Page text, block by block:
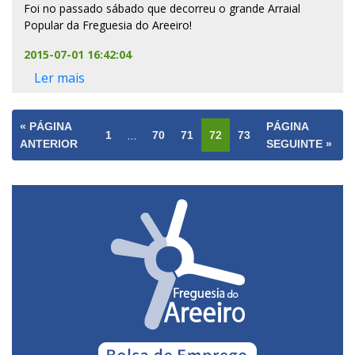
Foi no passado sábado que decorreu o grande Arraial
Popular da Freguesia do Areeiro!
2015-07-01 16:42:04
Ler mais
« PÁGINA
ANTERIOR
1 … 70 71 72 73
PÁGINA
SEGUINTE »